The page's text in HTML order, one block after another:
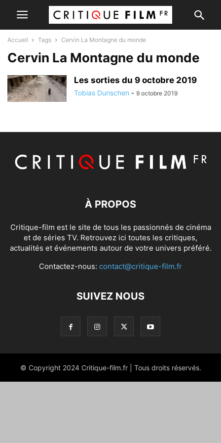
Accueil Tags Cervin La Montagne du monde
Cervin La Montagne du monde
Les sorties du 9 octobre 2019
Tobias Dunschen - 9 octobre 2019
À PROPOS
Critique-film est le site de tous les passionnés de cinéma
et de séries TV. Retrouvez ici toutes les critiques,
actualités et événements autour de votre univers préféré.
Contactez-nous: contact@critique-film.fr
SUIVEZ NOUS
© Copyright 2024 Critique-film.fr | Tous droits réservés.